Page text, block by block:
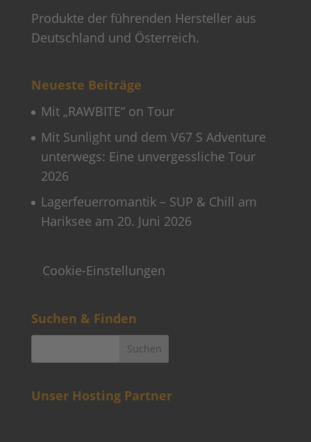
Produkte der führenden Hersteller aus
Deutschland und Österreich.
Neueste Beiträge
Mit „RAWBITE“ on Tour
Mit Sunlight und dem V67 S Adventure
unterwegs: Eine unvergessliche Tour
2026
Lagerfeuerromantik – SUP & Chill am
Hariksee am 20. Juni 2026
Cookie-Einstellungen
Suchen & Finden
Unser Hosting Partner